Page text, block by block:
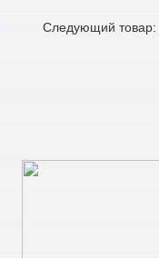
Следующий товар: